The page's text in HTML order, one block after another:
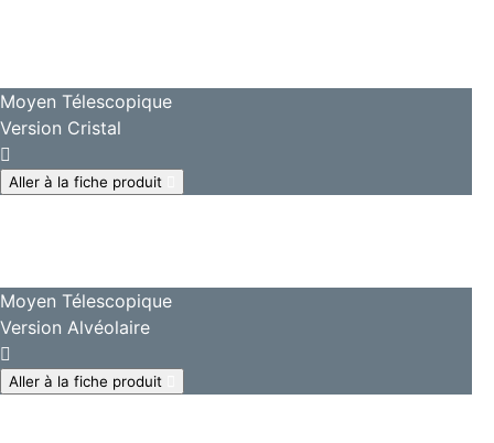
Moyen Télescopique
Version Cristal
Aller à la fiche produit
Moyen Télescopique
Version Alvéolaire
Aller à la fiche produit